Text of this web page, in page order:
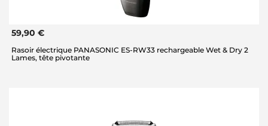
59,90 €
Rasoir électrique PANASONIC ES-RW33 rechargeable Wet & Dry 2
Lames, tête pivotante